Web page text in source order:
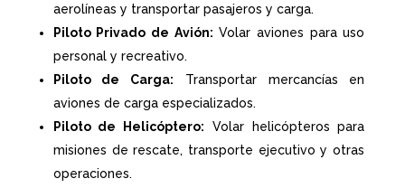
aerolíneas y transportar pasajeros y carga.
Piloto Privado de Avión: Volar aviones para uso
personal y recreativo.
Piloto de Carga: Transportar mercancías en
aviones de carga especializados.
Piloto de Helicóptero: Volar helicópteros para
misiones de rescate, transporte ejecutivo y otras
operaciones.